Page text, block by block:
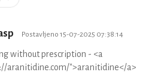
Postavljeno 15-07-2025 07:38:14
without prescription - <a
aranitidine.com/">aranitidine</a>